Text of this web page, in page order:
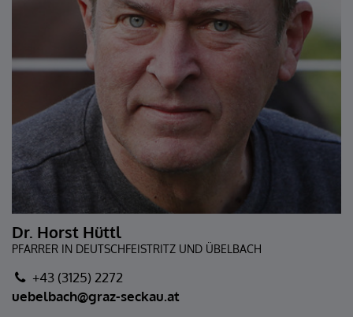
Dr. Horst Hüttl
PFARRER IN DEUTSCHFEISTRITZ UND ÜBELBACH
+43 (3125) 2272
uebelbach@graz-seckau.at